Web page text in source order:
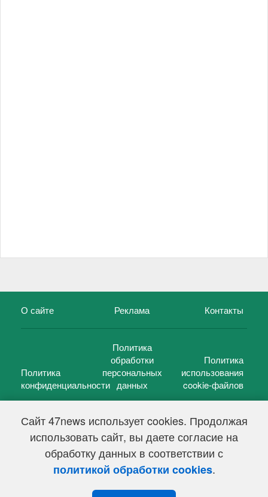
Сайт 47news использует cookies. Продолжая
использовать сайт, вы даете согласие на
обработку данных в соответствии с
политикой обработки cookies.
О сайте Реклама Контакты
Политика
конфиденциальности
Политика
обработки
персональных
данных
Политика
использования
cookie-файлов
47 новостей (47 news)2005 — 2026 г.
Свидетельство о регистрации СМИ Эл № ФС 77-39848, выдано
Федеральной службой по надзору в сфере связи,
информационных технологий и массовых коммуникаций